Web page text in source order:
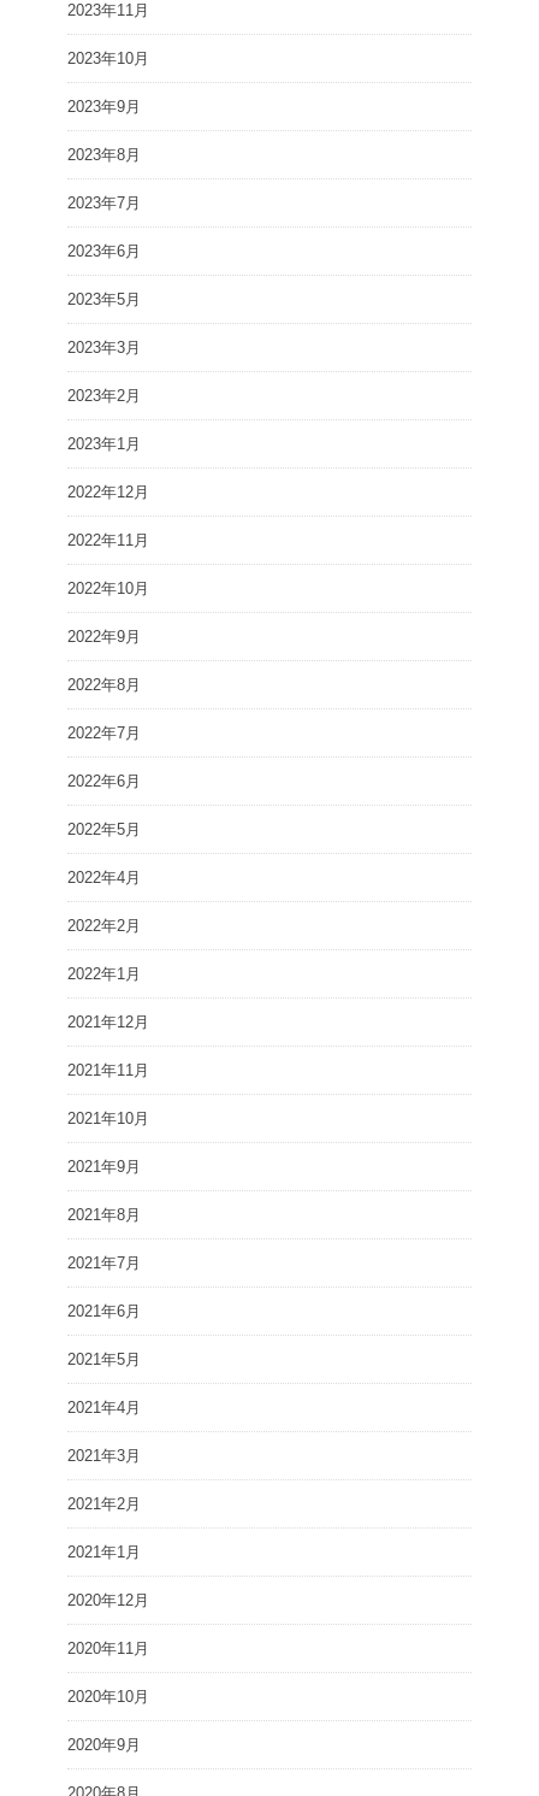
2023年11月
2023年10月
2023年9月
2023年8月
2023年7月
2023年6月
2023年5月
2023年3月
2023年2月
2023年1月
2022年12月
2022年11月
2022年10月
2022年9月
2022年8月
2022年7月
2022年6月
2022年5月
2022年4月
2022年2月
2022年1月
2021年12月
2021年11月
2021年10月
2021年9月
2021年8月
2021年7月
2021年6月
2021年5月
2021年4月
2021年3月
2021年2月
2021年1月
2020年12月
2020年11月
2020年10月
2020年9月